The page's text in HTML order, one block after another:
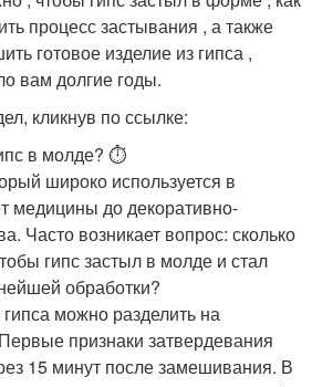
процесс застывания , а также
готовое изделие из гипса ,
вам долгие годы.
кликнув по ссылке:
в молде? ⏱️
широко используется в
медицины до декоративно-
Часто возникает вопрос: сколько
гипс застыл в молде и стал
обработки?
можно разделить на
признаки затвердевания
15 минут после замешивания. В